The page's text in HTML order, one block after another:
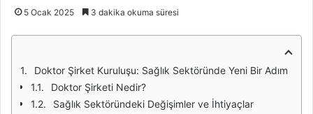
5 Ocak 2025 3 dakika okuma süresi
Doktor Şirket Kuruluşu: Sağlık Sektöründe Yeni Bir Adım
Doktor Şirketi Nedir?
Sağlık Sektöründeki Değişimler ve İhtiyaçlar